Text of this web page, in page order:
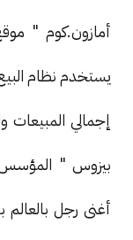
أمازون.كوم "
يستخدم نظام
إجمالي
بيزوس " المؤسس